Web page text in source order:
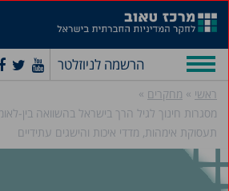
הרשמה לניוזלטר
ראשי » מחקרים »
מסגרות חינוך לגיל הרך בישראל בהשוואה בין-
תעסוקת אימהות, מדדי איכות והישגים עתידיים